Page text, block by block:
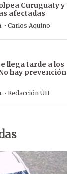
Curuguaty y
afectadas
· Carlos Aquino
llega tarde a los
hay prevención
· Redacción ÚH